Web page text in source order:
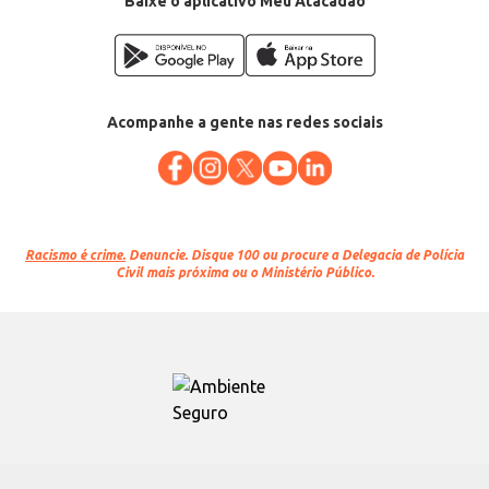
Acompanhe a gente nas redes sociais
Racismo é crime. Denuncie. Disque 100 ou procure a Delegacia de Polícia
Civil mais próxima ou o Ministério Público.